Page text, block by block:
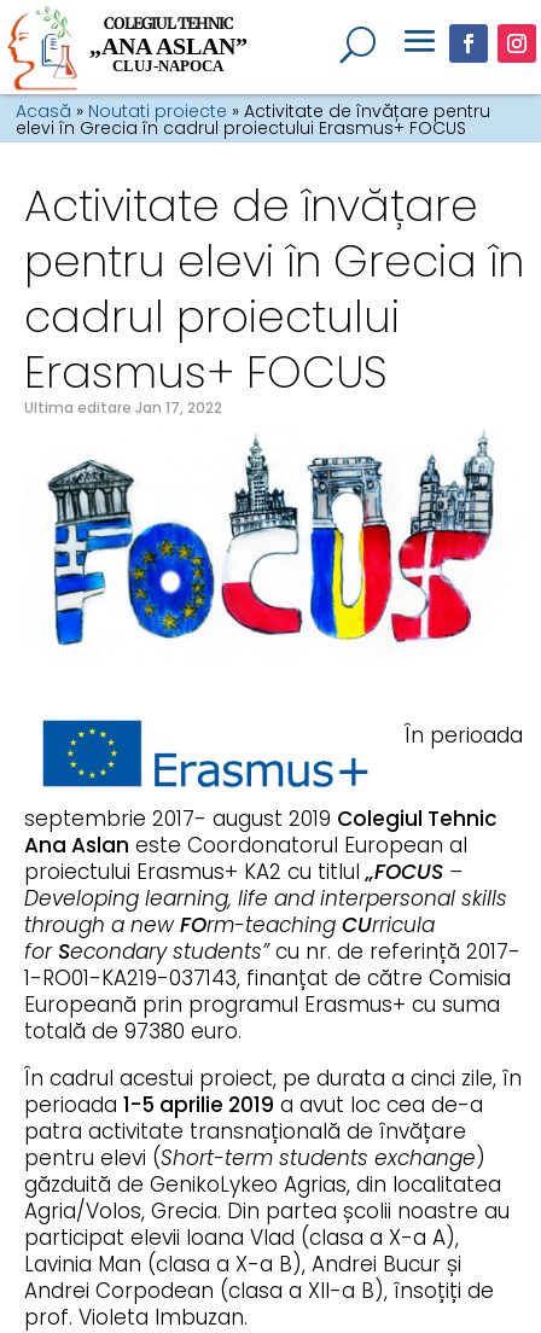
COLEGIUL TEHNIC
„ANA ASLAN”
CLUJ-NAPOCA
Acasă » Noutati proiecte »Activitate de învățare pentru
elevi în Grecia în cadrul proiectului Erasmus+ FOCUS
Activitate de învățare
pentru elevi în Grecia în
cadrul proiectului
Erasmus+ FOCUS
Ultima editare Jan 17, 2022
În perioada
septembrie 2017- august 2019 Colegiul Tehnic
Ana Aslan este Coordonatorul European al
proiectului Erasmus+ KA2 cu titlul „FOCUS–
Developing learning, life and interpersonal skills
through a newFOrm-teaching CUrricula
for Secondary students”cu nr. de referință 2017-
1-RO01-KA219-037143, finanțat de către Comisia
Europeană prin programul Erasmus+ cu suma
totală de 97380 euro.
În cadrul acestui proiect, pe durata a cinci zile, în
perioada 1-5 aprilie 2019 a avut loc cea de-a
patra activitate transnațională de învățare
pentru elevi (Short-term students exchange)
găzduită de GenikoLykeo Agrias, din localitatea
Agria/Volos, Grecia. Din partea școlii noastre au
participat elevii Ioana Vlad (clasa a X-a A),
Lavinia Man (clasa a X-a B), Andrei Bucur și
Andrei Corpodean (clasa a XII-a B), însoțiți de
prof. Violeta Imbuzan.